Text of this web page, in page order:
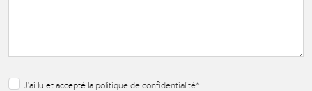
J'ai lu et accepté la politique de confidentialité*